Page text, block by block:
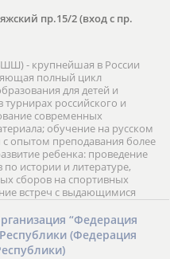
пр.15/2 (вход с пр.
- крупнейшая в России
полный цикл
для детей и
турнирах российского и
современных
обучение на русском
с опытом преподавания более
ребенка: проведение
по истории и литературе,
сборов на спортивных
встреч с выдающимися
онлайн обучение в
занятий, круглые столы
организация фестивалей;
“Федерация
(Федерация